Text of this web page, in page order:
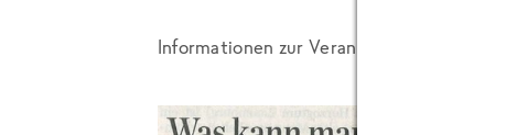
Informationen zur Veranstaltung